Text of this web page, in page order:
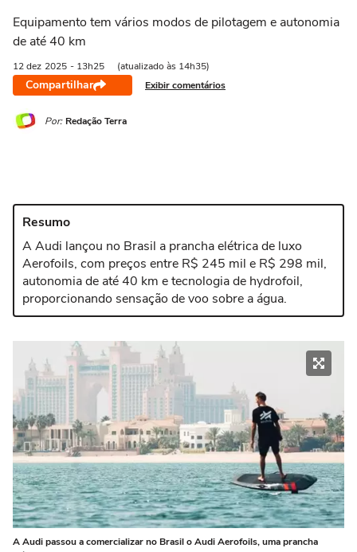
Equipamento tem vários modos de pilotagem e autonomia
de até 40 km
12 dez 2025 - 13h25 (atualizado às 14h35)
Compartilhar Exibir comentários
Por: Redação Terra
Resumo
A Audi lançou no Brasil a prancha elétrica de luxo
Aerofoils, com preços entre R$ 245 mil e R$ 298 mil,
autonomia de até 40 km e tecnologia de hydrofoil,
proporcionando sensação de voo sobre a água.
A Audi passou a comercializar no Brasil o Audi Aerofoils, uma prancha